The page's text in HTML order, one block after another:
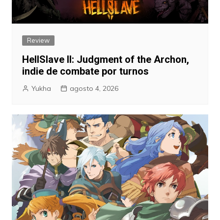
Review
HellSlave II: Judgment of the Archon,
indie de combate por turnos
Yukha agosto 4, 2026